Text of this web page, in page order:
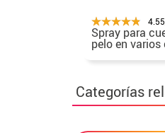
Spray para
pelo en varios
75 ml
Categorías